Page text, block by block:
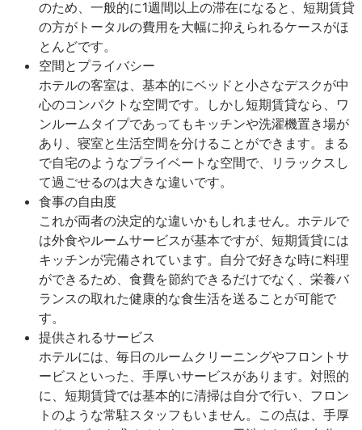
のため、一般的に1週間以上の滞在になると、短期賃貸
の方がトータルの費用を大幅に抑えられるケースがほ
とんどです。
空間とプライバシー
ホテルの客室は、基本的にベッドと小さなデスクが中
心のコンパクトな空間です。しかし短期賃貸なら、ワ
ンルームタイプであってもキッチンや洗濯機置き場が
あり、寝室と生活空間を分けることができます。まる
で自宅のようなプライベートな空間で、リラックスし
て過ごせるのは大きな違いです。
食事の自由度
これが両者の決定的な違いかもしれません。ホテルで
は外食やルームサービスが基本ですが、短期賃貸には
キッチンが完備されています。自分で好きな時に料理
ができるため、食費を節約できるだけでなく、栄養バ
ランスの取れた健康的な食生活を送ることが可能で
す。
提供されるサービス
ホテルには、毎日のルームクリーニングやフロントサ
ービスといった、手厚いサービスがあります。対照的
に、短期賃貸では基本的に清掃は自分で行い、フロン
トのような常駐スタッフもいません。この点は、手厚